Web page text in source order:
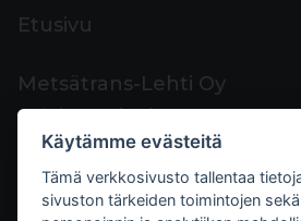
Etusivu
Metsätrans-Lehti Oy
Asiakaspalvelu
Yhteystiedot
Palaute
Mediakortti
Käytämme evästeitä
Tämä verkkosivusto tallentaa
sivuston tärkeiden toimintojen